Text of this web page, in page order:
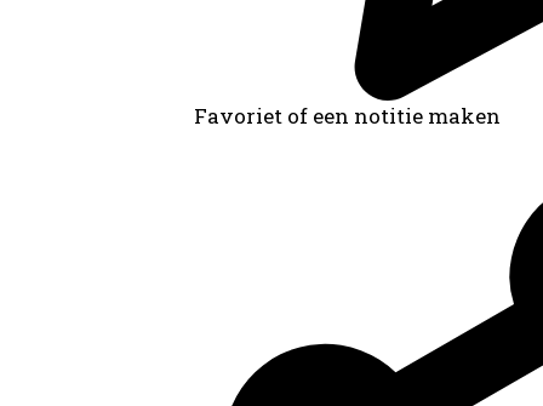
Favoriet of een notitie maken